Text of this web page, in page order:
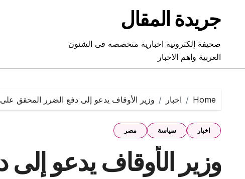
contentجريدة المقال
صحيفة إلكترونية اخبارية متخصصه فى الشئون
العربية واهم الاخبار
Home اخبار وزير الأوقاف يدعو إلى دفع الضرر المحقق
اخبار سياسة مصر
وزير الأوقاف يدعو